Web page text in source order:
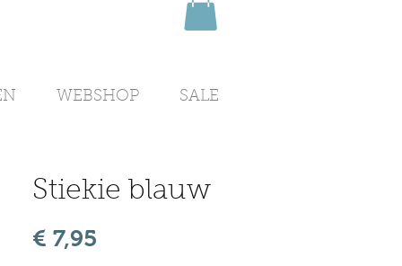
WEBSHOP SALE
Stiekie blauw
€ 7,95